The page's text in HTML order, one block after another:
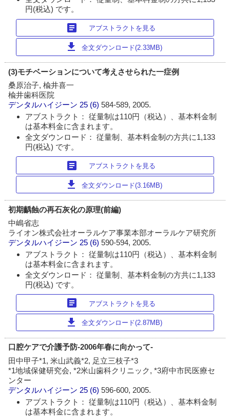
円(税込) です。
article アブストラクトを見る
download 全文ダウンロード(2.33MB)
(3)モチベーションについて考えさせられた一症例
桑原治子, 楡井喜一
楡井歯科医院
デンタルハイジーン 25 (6)584-589, 2005.
アブストラクト： 従量制は110円（税込）、基本料金制
は基本料金に含まれます。
全文ダウンロード： 従量制、基本料金制の方共に1,133
円(税込) です。
article アブストラクトを見る
download 全文ダウンロード(3.16MB)
初期齲蝕の再石灰化の原理(前編)
中嶋省志
ライオン株式会社オーラルケア事業本部オーラルケア研究所
デンタルハイジーン 25 (6)590-594, 2005.
アブストラクト： 従量制は110円（税込）、基本料金制
は基本料金に含まれます。
全文ダウンロード： 従量制、基本料金制の方共に1,133
円(税込) です。
article アブストラクトを見る
download 全文ダウンロード(2.87MB)
口腔ケアで介護予防-2006年春に向かって-
田中甲子*1, 米山武義*2, 足立三枝子*3
*1地域保健研究会, *2米山歯科クリニック, *3府中市民医療セ
ンター
デンタルハイジーン 25 (6)596-600, 2005.
アブストラクト： 従量制は110円（税込）、基本料金制
は基本料金に含まれます。